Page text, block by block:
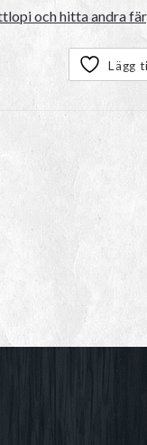
och hitta andra
Lägg